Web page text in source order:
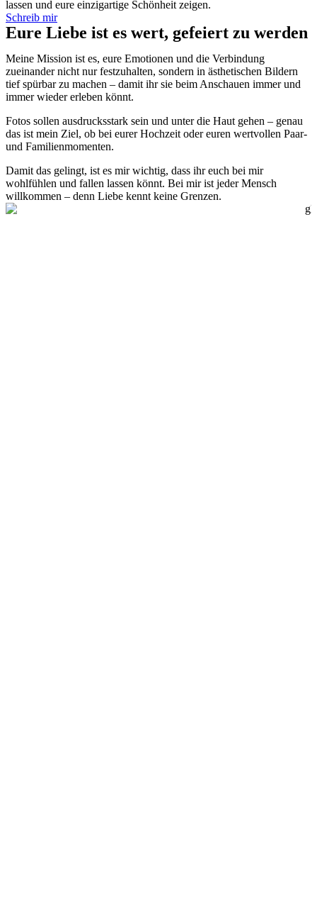
lassen und eure einzigartige Schönheit zeigen.
Schreib mir
Eure Liebe ist es wert, gefeiert zu werden
Meine Mission ist es, eure Emotionen und die Verbindung
zueinander nicht nur festzuhalten, sondern in ästhetischen Bildern
tief spürbar zu machen – damit ihr sie beim Anschauen immer und
immer wieder erleben könnt.
Fotos sollen ausdrucksstark sein und unter die Haut gehen – genau
das ist mein Ziel, ob bei eurer Hochzeit oder euren wertvollen Paar-
und Familienmomenten.
Damit das gelingt, ist es mir wichtig, dass ihr euch bei mir
wohlfühlen und fallen lassen könnt. Bei mir ist jeder Mensch
willkommen – denn Liebe kennt keine Grenzen.